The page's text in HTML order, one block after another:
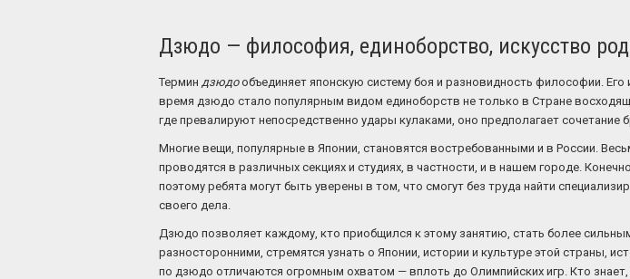
Дзюдо — философия, единоборство, искусство
Термин дзюдообъединяет японскую систему боя и разновидность философии.
время дзюдо стало популярным видом единоборств не только в Стране
где превалируют непосредственно удары кулаками, оно предполагает
Многие вещи, популярные в Японии, становятся востребованными и в России.
проводятся в различных секциях и студиях, в частности, и в нашем городе.
поэтому ребята могут быть уверены в том, что смогут без труда найти
своего дела.
Дзюдо позволяет каждому, кто приобщился к этому занятию, стать более
разносторонними, стремятся узнать о Японии, истории и культуре этой страны,
по дзюдо отличаются огромным охватом — вплоть до Олимпийских игр. Кто